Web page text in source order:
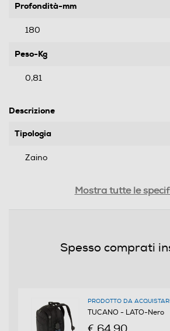
Profondità-mm
180
Peso-Kg
0,81
Descrizione
Tipologia
Zaino
Polyester
Altezza interna scomparto principale-
Mostra tutte le
Spesso comprati
PRODOTTO DA
TUCANO - LATO-Nero